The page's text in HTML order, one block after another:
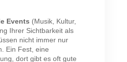
Events (Musik, Kultur,
Ihrer Sichtbarkeit als
nicht immer nur
Ein Fest, eine
dort gibt es oft gute